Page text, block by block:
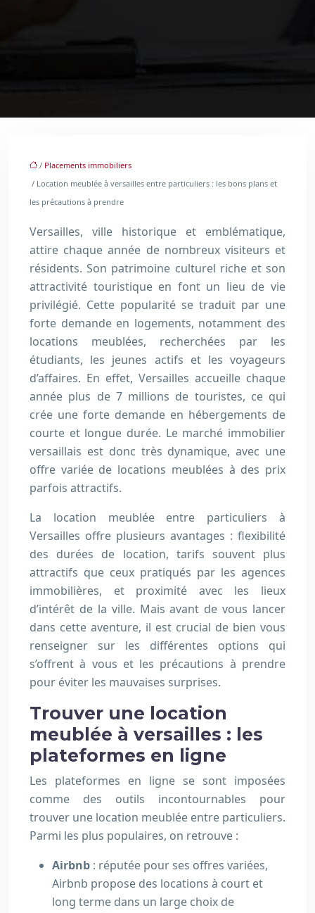
/ Placements immobiliers
/ Location meublée à versailles entre particuliers : les bons plans et
les précautions à prendre
Versailles, ville historique et emblématique,
attire chaque année de nombreux visiteurs et
résidents. Son patrimoine culturel riche et son
attractivité touristique en font un lieu de vie
privilégié. Cette popularité se traduit par une
forte demande en logements, notamment des
locations meublées, recherchées par les
étudiants, les jeunes actifs et les voyageurs
d’affaires. En effet, Versailles accueille chaque
année plus de 7 millions de touristes, ce qui
crée une forte demande en hébergements de
courte et longue durée. Le marché immobilier
versaillais est donc très dynamique, avec une
offre variée de locations meublées à des prix
parfois attractifs.
La location meublée entre particuliers à
Versailles offre plusieurs avantages : flexibilité
des durées de location, tarifs souvent plus
attractifs que ceux pratiqués par les agences
immobilières, et proximité avec les lieux
d’intérêt de la ville. Mais avant de vous lancer
dans cette aventure, il est crucial de bien vous
renseigner sur les différentes options qui
s’offrent à vous et les précautions à prendre
pour éviter les mauvaises surprises.
Trouver une location
meublée à versailles : les
plateformes en ligne
Les plateformes en ligne se sont imposées
comme des outils incontournables pour
trouver une location meublée entre particuliers.
Parmi les plus populaires, on retrouve :
Airbnb : réputée pour ses offres variées,
Airbnb propose des locations à court et
long terme dans un large choix de